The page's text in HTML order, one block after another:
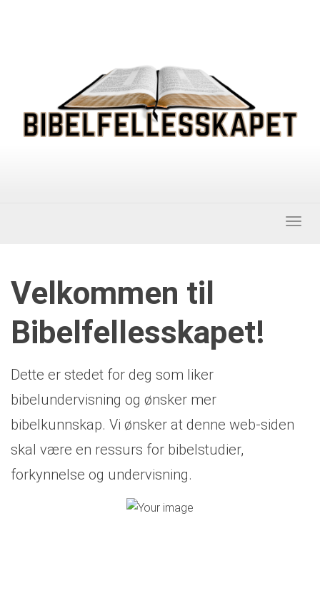
Velkommen til
Bibelfellesskapet!
Dette er stedet for deg som liker
bibelundervisning og ønsker mer
bibelkunnskap. Vi ønsker at denne web-siden
skal være en ressurs for bibelstudier,
forkynnelse og undervisning.